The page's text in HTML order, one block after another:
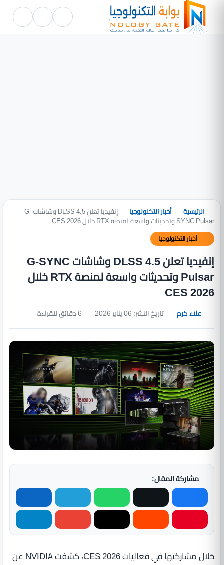
الرئيسية أخبار التكنولوجيا إنفيديا تعلن DLSS 4.5 وشاشات G-
SYNC Pulsar وتحديثات واسعة لمنصة RTX خلال CES 2026
أخبار التكنولوجيا
إنفيديا تعلن DLSS 4.5 وشاشات G-SYNC
Pulsar وتحديثات واسعة لمنصة RTX خلال
CES 2026
علاء كرم تاريخ النشر: 06 يناير 2026
مشاركة المقال:
خلال مشاركتها في فعاليات CES 2026، كشفت NVIDIA عن